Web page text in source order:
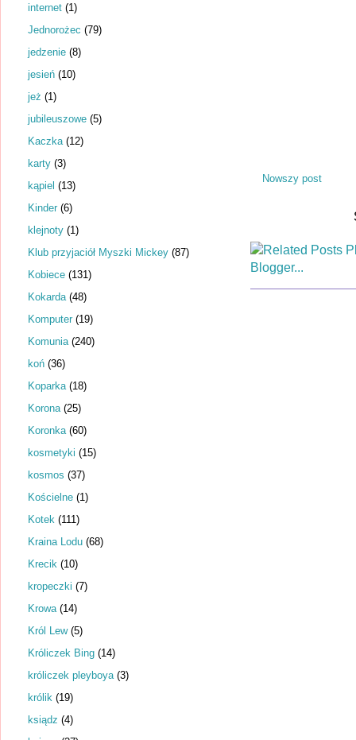
Nowszy post
internet (1)
Jednorożec (79)
jedzenie (8)
jesień (10)
jeż (1)
jubileuszowe (5)
Kaczka (12)
karty (3)
kąpiel (13)
Kinder (6)
klejnoty (1)
Klub przyjaciół Myszki Mickey (87)
Kobiece (131)
Kokarda (48)
Komputer (19)
Komunia (240)
koń (36)
Koparka (18)
Korona (25)
Koronka (60)
kosmetyki (15)
kosmos (37)
Kościelne (1)
Kotek (111)
Kraina Lodu (68)
Krecik (10)
kropeczki (7)
Krowa (14)
Król Lew (5)
Króliczek Bing (14)
króliczek pleyboya (3)
królik (19)
ksiądz (4)